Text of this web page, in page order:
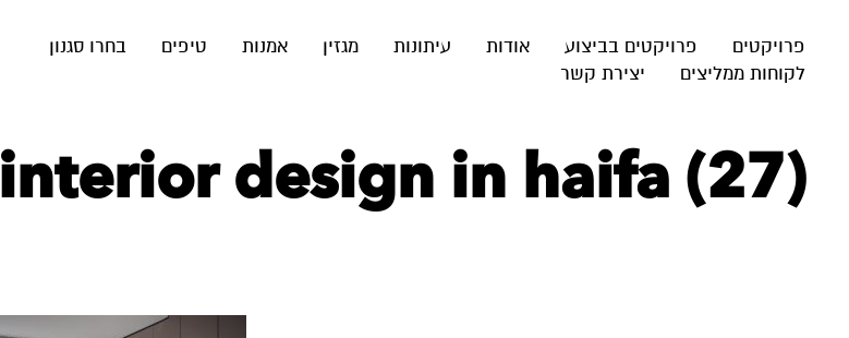
פרויקטים פרויקטים בביצוע אודות עיתונות מגזין אמנות טיפים
בחרו סגנון
לקוחות ממליצים
יצירת קשר
interior design in haifa (27)